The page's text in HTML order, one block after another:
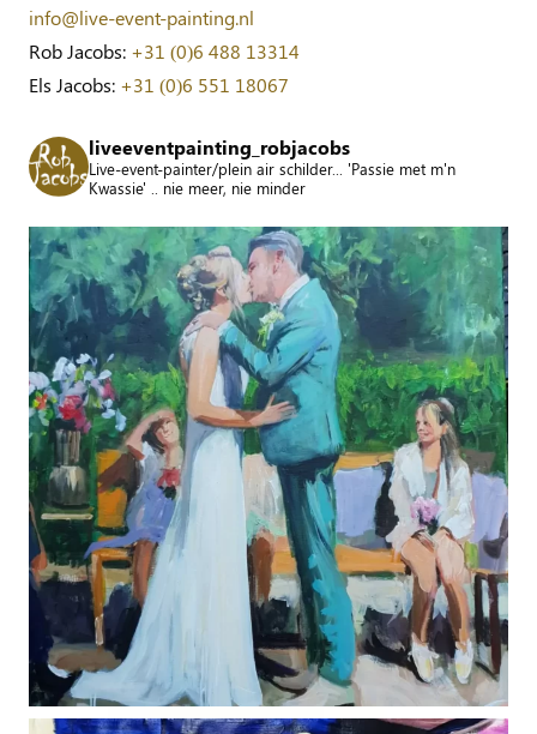
info@live-event-painting.nl
Rob Jacobs: +31 (0)6 488 13314
Els Jacobs: +31 (0)6 551 18067
liveeventpainting_robjacobs
Live-event-painter/plein air schilder... 'Passie met m'n
Kwassie' .. nie meer, nie minder